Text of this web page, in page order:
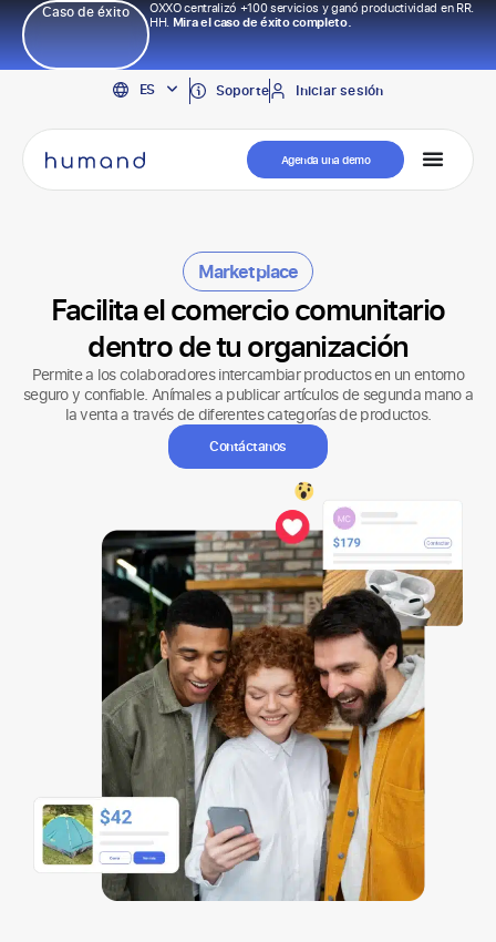
Caso de éxito
OXXO centralizó +100 servicios y ganó productividad en RR.
HH.Mira el caso de éxito completo.
ES
EN
PT
Soporte Iniciar sesión
Agenda una demo
Marketplace
Facilita el comercio comunitario
dentro de tu organización
Permite a los colaboradores intercambiar productos en un entorno
seguro y confiable. Anímales a publicar artículos de segunda mano a
la venta a través de diferentes categorías de productos.
Contáctanos